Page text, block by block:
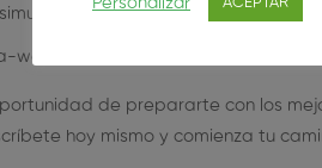
de examen y temario
web digital con recursos educativos.
de prepararte con los
hoy mismo y comienza tu